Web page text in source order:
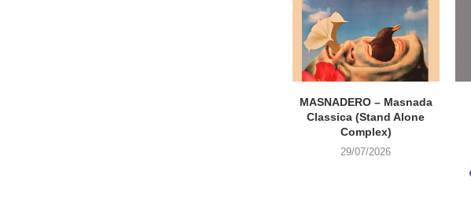
MASNADERO – Masnada
Classica (Stand Alone
Complex)
29/07/2026